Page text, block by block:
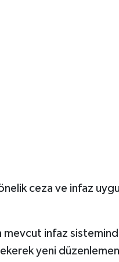
ceza ve infaz
mevcut infaz
yeni